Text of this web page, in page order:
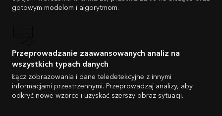
gotowym modelom i algorytmom.
Przeprowadzanie zaawansowanych analiz na
wszystkich typach danych
Łącz zobrazowania i dane teledetekcyjne z innymi
informacjami przestrzennymi. Przeprowadzaj analizy, aby
odkryć nowe wzorce i uzyskać szerszy obraz sytuacji.